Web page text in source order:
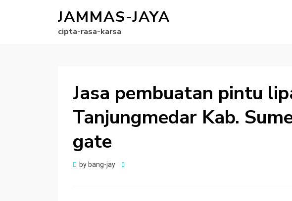
JAMMAS-JAYA
cipta-rasa-karsa
Jasa pembuatan pintu
Tanjungmedar Kab.
gate
by bang-jay
Posted